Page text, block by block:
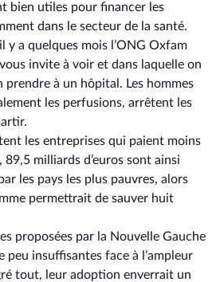
bien utiles pour financer les
dans le secteur de la santé.
y a quelques mois l’ONG Oxfam
invite à voir et dans laquelle on
prendre à un hôpital. Les hommes
les perfusions, arrêtent les
les entreprises qui paient moins
89,5 milliards d’euros sont ainsi
les pays les plus pauvres, alors
permettrait de sauver huit
proposées par la Nouvelle Gauche
peu insuffisantes face à l’ampleur
tout, leur adoption enverrait un